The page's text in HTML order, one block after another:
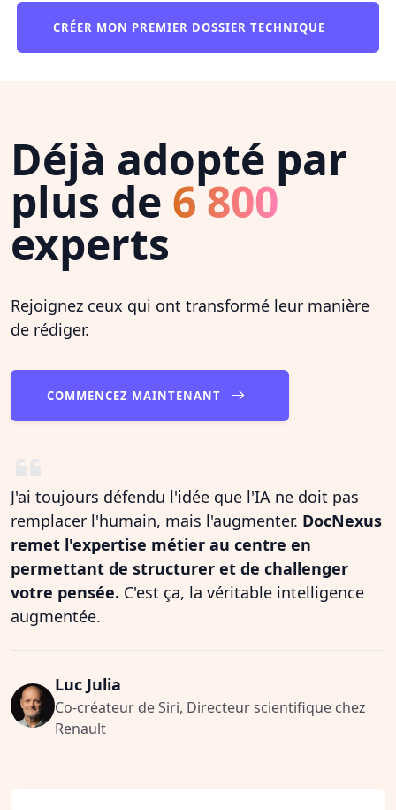
CRÉER MON PREMIER DOSSIER TECHNIQUE
Déjà adopté par
plus de 6 800
experts
Rejoignez ceux qui ont transformé leur manière
de rédiger.
COMMENCEZ MAINTENANT
J'ai toujours défendu l'idée que l'IA ne doit pas
remplacer l'humain, mais l'augmenter. DocNexus
remet l'expertise métier au centre en
permettant de structurer et de challenger
votre pensée. C'est ça, la véritable intelligence
augmentée.
Luc Julia
Co-créateur de Siri, Directeur scientifique chez
Renault